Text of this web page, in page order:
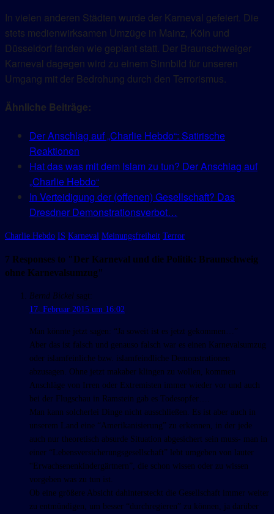
In vielen anderen Städten wurde der Karneval gefeiert. Die
stets medienwirksamen Umzüge in Mainz, Köln und
Düsseldorf fanden wie geplant statt. Der Braunschweiger
Karneval dagegen wird zu einem Sinnbild für unseren
Umgang mit der Bedrohung durch den Terrorismus.
Ähnliche Beiträge:
Der Anschlag auf „Charlie Hebdo“: Satirische
Reaktionen
Hat das was mit dem Islam zu tun? Der Anschlag auf
„Charlie Hebdo“
In Verteidigung der (offenen) Gesellschaft? Das
Dresdner Demonstrationsverbot…
Charlie Hebdo IS Karneval Meinungsfreiheit Terror
7 Responses to "Der Karneval und die Politik: Braunschweig
ohne Karnevalsumzug"
Bernd Bickel sagt:
17. Februar 2015 um 16:02
Man könnte jetzt sagen: “Ja soweit ist es jetzt gekommen…”
Aber das ist falsch und genauso falsch war es einen Karnevalsumzug
oder islamfeinliche bzw. islamfeindliche Demonstrationen
abzusagen. Ohne jetzt makaber klingen zu wollen, kommen
Anschläge von Irren oder Extremisten immer wieder vor und auch
bei der Flugschau in Ramstein gab es Todesopfer….
Man kann solcherlei Dinge nicht ausschließen. Es ist aber auch in
unserem Land eine “Amerikanisierung” zu erkennen, in der jede
auch nur theoretisch absurde Situation abgesichert sein muss- man in
einer “Lebensversicherungsgesellschaft” lebt umgeben von lauter
“Erwachsenenkindergärtnern”, die schon wissen oder zu wissen
vorgeben was zu tun ist.
Ob eine größere Absicht dahintersteckt die Gesellschaft immer weiter
zu entmündigen, um besser “durchregieren” zu können, ja darüber